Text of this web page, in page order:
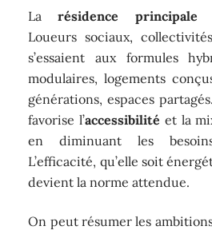
Larésidence principale
Loueurs sociaux,
s’essaient aux formules
modulaires, logements
générations, espaces
favorise l’accessibilité et la
en diminuant les
L’efficacité, qu’elle soit
devient la norme attendue.
On peut résumer les